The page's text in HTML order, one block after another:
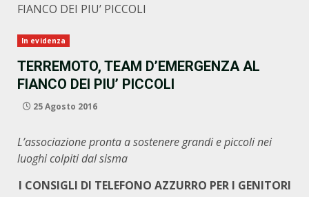
FIANCO DEI PIU’ PICCOLI
In evidenza
TERREMOTO, TEAM D’EMERGENZA AL
FIANCO DEI PIU’ PICCOLI
25 Agosto 2016
L’associazione pronta a sostenere grandi e piccoli nei
luoghi colpiti dal sisma
I CONSIGLI DI TELEFONO AZZURRO PER I GENITORI